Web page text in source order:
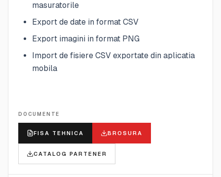
masuratorile
Export de date in format CSV
Export imagini in format PNG
Import de fisiere CSV exportate din aplicatia
mobila
DOCUMENTE
FISA TEHNICA BROSURA
CATALOG PARTENER